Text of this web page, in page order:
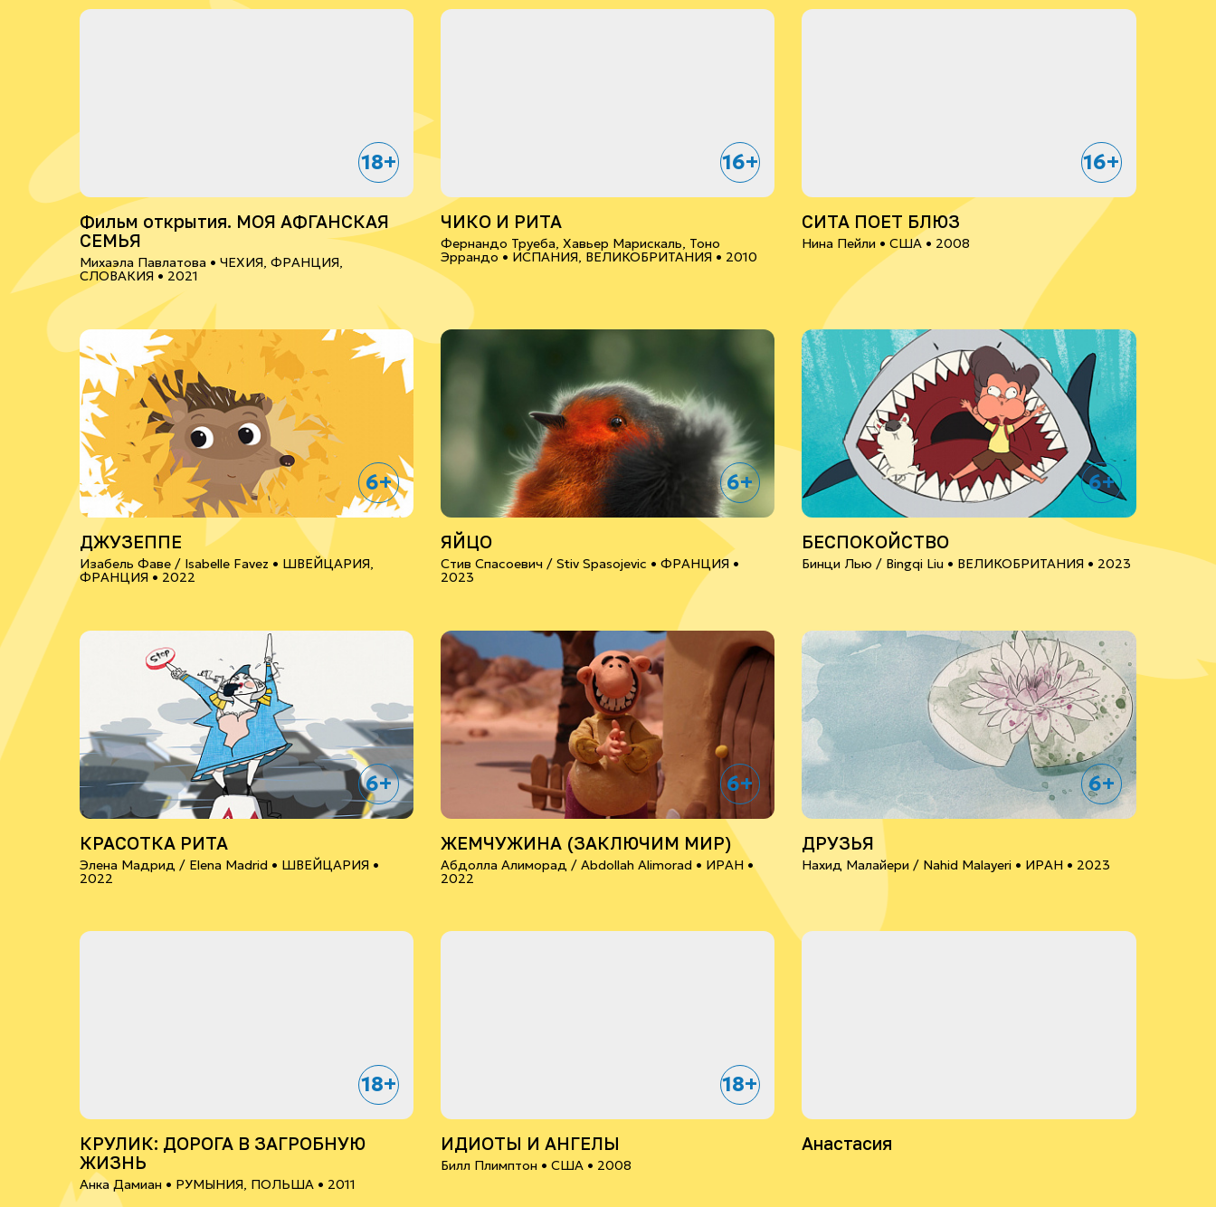
18+
Фильм открытия. МОЯ АФГАНСКАЯ
СЕМЬЯ
Михаэла Павлатова • ЧЕХИЯ, ФРАНЦИЯ,
СЛОВАКИЯ • 2021
16+
ЧИКО И РИТА
Фернандо Труеба, Хавьер Марискаль, Тоно
Эррандо • ИСПАНИЯ, ВЕЛИКОБРИТАНИЯ • 2010
16+
СИТА ПОЕТ БЛЮЗ
Нина Пейли •США • 2008
6+
ДЖУЗЕППЕ
Изабель Фаве / Isabelle Favez • ШВЕЙЦАРИЯ,
ФРАНЦИЯ • 2022
6+
ЯЙЦО
Стив Спасоевич / Stiv Spasojevic •ФРАНЦИЯ •
2023
6+
БЕСПОКОЙСТВО
Бинци Лью / Bingqi Liu • ВЕЛИКОБРИТАНИЯ • 2023
6+
КРАСОТКА РИТА
Элена Мадрид / Elena Madrid • ШВЕЙЦАРИЯ •
2022
6+
ЖЕМЧУЖИНА (ЗАКЛЮЧИМ МИР)
Абдолла Алиморад / Abdollah Alimorad • ИРАН •
2022
6+
ДРУЗЬЯ
Нахид Малайери / Nahid Malayeri • ИРАН • 2023
18+
КРУЛИК: ДОРОГА В ЗАГРОБНУЮ
ЖИЗНЬ
Анка Дамиан • РУМЫНИЯ, ПОЛЬША • 2011
18+
ИДИОТЫ И АНГЕЛЫ
Билл Плимптон •США • 2008
Анастасия